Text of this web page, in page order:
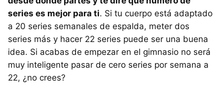
series es mejor para ti. Si tu cuerpo está adaptado
a 20 series semanales de espalda, meter dos
series más y hacer 22 series puede ser una buena
idea. Si acabas de empezar en el gimnasio no será
muy inteligente pasar de cero series por semana a
22, ¿no crees?